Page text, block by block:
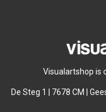
Visualartshop is
De Steg 1 | 7678 CM |